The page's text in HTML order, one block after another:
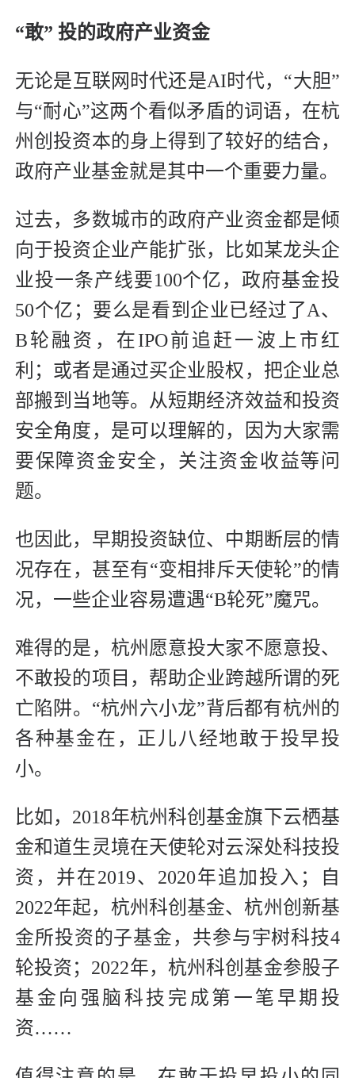
“敢” 投的政府产业资金
无论是互联网时代还是AI时代，“大胆”
与“耐心”这两个看似矛盾的词语，在杭
州创投资本的身上得到了较好的结合，
政府产业基金就是其中一个重要力量。
过去，多数城市的政府产业资金都是倾
向于投资企业产能扩张，比如某龙头企
业投一条产线要100个亿，政府基金投
50个亿；要么是看到企业已经过了A、
B轮融资，在IPO前追赶一波上市红
利；或者是通过买企业股权，把企业总
部搬到当地等。从短期经济效益和投资
安全角度，是可以理解的，因为大家需
要保障资金安全，关注资金收益等问
题。
也因此，早期投资缺位、中期断层的情
况存在，甚至有“变相排斥天使轮”的情
况，一些企业容易遭遇“B轮死”魔咒。
难得的是，杭州愿意投大家不愿意投、
不敢投的项目，帮助企业跨越所谓的死
亡陷阱。“杭州六小龙”背后都有杭州的
各种基金在，正儿八经地敢于投早投
小。
比如，2018年杭州科创基金旗下云栖基
金和道生灵境在天使轮对云深处科技投
资，并在2019、2020年追加投入；自
2022年起，杭州科创基金、杭州创新基
金所投资的子基金，共参与宇树科技4
轮投资；2022年，杭州科创基金参股子
基金向强脑科技完成第一笔早期投
资……